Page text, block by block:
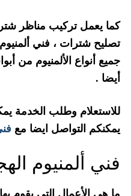
كما يعمل تركيب مناظر
تصليح شترات ، فني
جميع أنواع الألمنيوم من
أيضا .
للاستعلام وطلب الخدمة
يمكنكم التواصل ايضا مع
فني ألمنيوم
ما هي الأعمال التي يقوم